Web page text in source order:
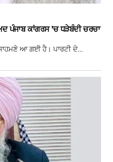
ਪੰਜਾਬ ਕਾਂਗਰਸ ’ਚ ਧੜੇਬੰਦੀ ਚਰਚਾ
ਆ ਗਈ ਹੈ। ਪਾਰਟੀ ਦੇ...